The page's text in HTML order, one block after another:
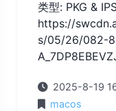
类型: PKG &
https://
s/05/26/082-
2025-8-19
macos